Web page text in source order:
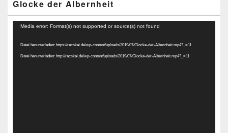
Glocke der Albernheit
Video-
Media error: Format(s) not supported or source(s) not found
Datei herunterladen: https://racskai.de/wp-content/uploads/2019/07/Glocke-der-Albernheit.mp4?_=11
Datei herunterladen: http://racskai.de/wp-content/uploads/2019/07/Glocke-der-Albernheit.mp4?_=11